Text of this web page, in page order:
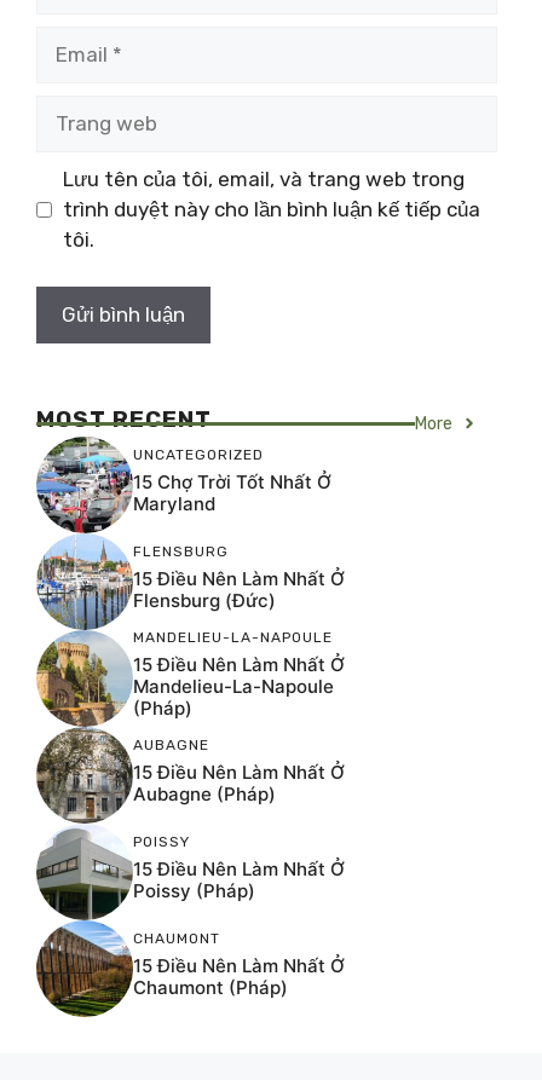
Lưu tên của tôi, email, và trang web trong
trình duyệt này cho lần bình luận kế tiếp của
tôi.
MOST RECENT More
UNCATEGORIZED
15 Chợ Trời Tốt Nhất Ở
Maryland
FLENSBURG
15 Điều Nên Làm Nhất Ở
Flensburg (Đức)
MANDELIEU-LA-NAPOULE
15 Điều Nên Làm Nhất Ở
Mandelieu-La-Napoule
(Pháp)
AUBAGNE
15 Điều Nên Làm Nhất Ở
Aubagne (Pháp)
POISSY
15 Điều Nên Làm Nhất Ở
Poissy (Pháp)
CHAUMONT
15 Điều Nên Làm Nhất Ở
Chaumont (Pháp)